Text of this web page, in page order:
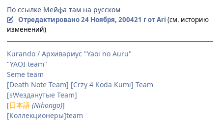
По ссылке Мейфа там на русском
Отредактировано24 Ноября, 200421 гот Ari (см. историю
изменений)
Kurando / Архивариус "Yaoi no Auru"
"YAOI team"
Seme team
[Death Note Team] [Crzy 4 Koda Kumi] Team
[sWезданутые Team]
[日本語 (Nihongo)]
[Коллекционеры]team